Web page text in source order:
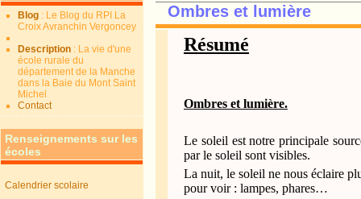
Blog : Le Blog du RPI La
Croix Avranchin Vergoncey
Description : La vie d'une
école rurale du
département de la Manche
dans la Baie du Mont Saint
Michel
Contact
Renseignements sur les
écoles
Calendrier scolaire
Ombres et lumière
Résumé
Ombres et lumière.
Le soleil est notre principale
par le soleil sont visibles.
La nuit, le soleil ne nous éclaire
pour voir : lampes, phares…